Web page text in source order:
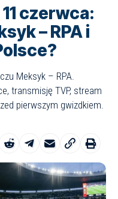
czerwca:
– RPA i
Meksyk – RPA.
transmisję TVP, stream
pierwszym gwizdkiem.